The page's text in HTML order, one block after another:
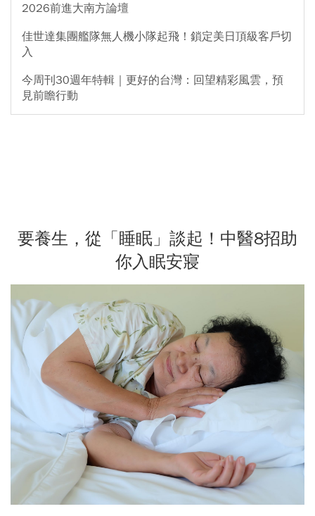
2026前進大南方論壇
佳世達集團艦隊無人機小隊起飛！鎖定美日頂級客戶切
入
今周刊30週年特輯｜更好的台灣：回望精彩風雲，預
見前瞻行動
要養生，從「睡眠」談起！中醫8招助
你入眠安寢